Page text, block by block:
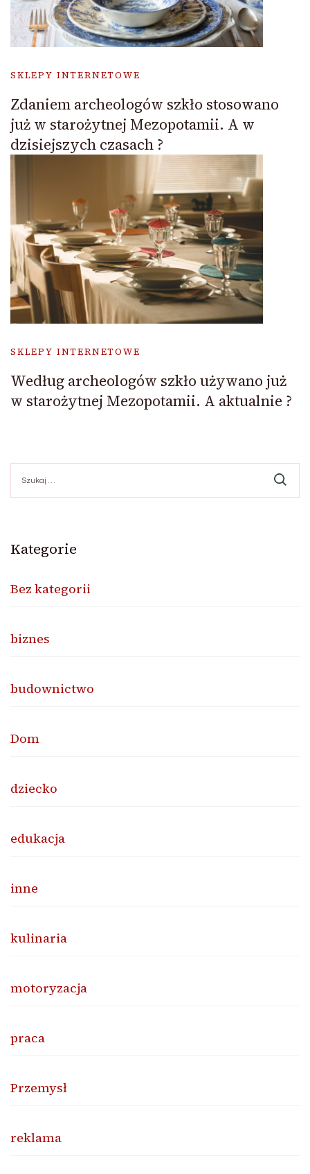
SKLEPY INTERNETOWE
Zdaniem archeologów szkło stosowano
już w starożytnej Mezopotamii. A w
dzisiejszych czasach ?
SKLEPY INTERNETOWE
Według archeologów szkło używano już
w starożytnej Mezopotamii. A aktualnie ?
Kategorie
Bez kategorii
biznes
budownictwo
Dom
dziecko
edukacja
inne
kulinaria
motoryzacja
praca
Przemysł
reklama